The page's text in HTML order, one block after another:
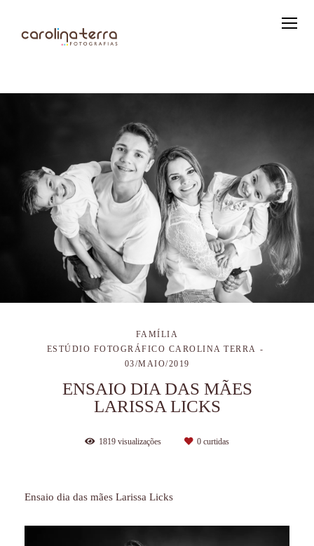
FAMÍLIA
ESTÚDIO FOTOGRÁFICO CAROLINA TERRA
03/MAIO/2019
ENSAIO DIA DAS MÃES
LARISSA LICKS
1819 visualizações 0 curtidas
Ensaio dia das mães Larissa Licks